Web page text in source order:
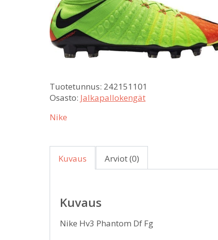
Tuotetunnus: 242151101
Osasto: Jalkapallokengät
Nike
Kuvaus Arviot (0)
Kuvaus
Nike Hv3 Phantom Df Fg